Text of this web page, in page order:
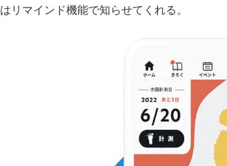
はリマインド機能で知らせてくれる。